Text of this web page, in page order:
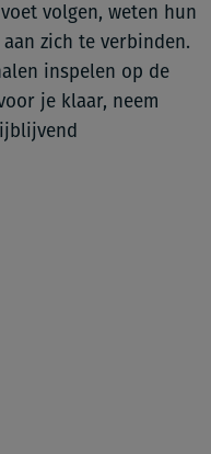
volgen, weten hun
zich te verbinden.
inspelen op de
je klaar, neem